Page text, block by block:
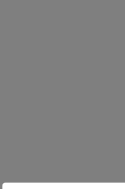
Rose